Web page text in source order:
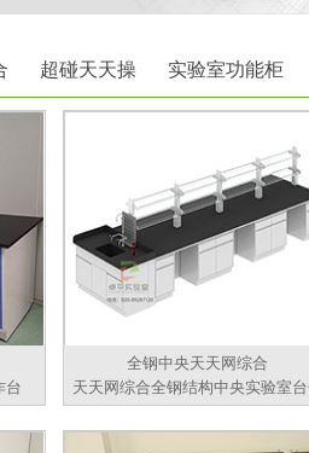
超碰天天操 实验室功能柜
台
全钢中央天天网综合
天天网综合全钢结构中央实验室